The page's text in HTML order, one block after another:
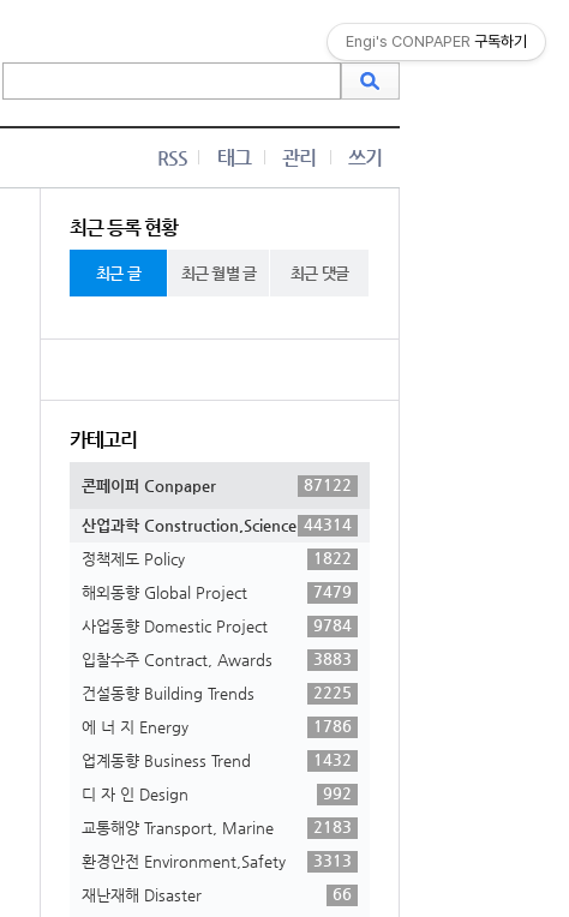
RSS 태그 관리 쓰기
최근 등록 현황
최근 글 최근 월별 글 최근 댓글
카테고리
콘페이퍼 Conpaper 87122
산업과학 Construction,Science 44314
정책제도 Policy
1822
해외동향 Global Project
7479
사업동향 Domestic Project
9784
입찰수주 Contract, Awards
3883
건설동향 Building Trends
2225
에 너 지 Energy
1786
업계동향 Business Trend
1432
디 자 인 Design
992
교통해양 Transport, Marine
2183
환경안전 Environment,Safety
3313
재난재해 Disaster
66
Engi's CONPAPER 구독하기